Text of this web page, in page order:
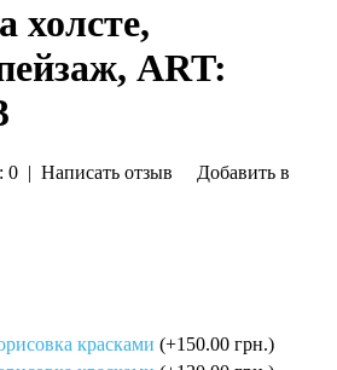
холсте,
ART:
0 | Написать отзыв
Добавить в
красками (+150.00 грн.)